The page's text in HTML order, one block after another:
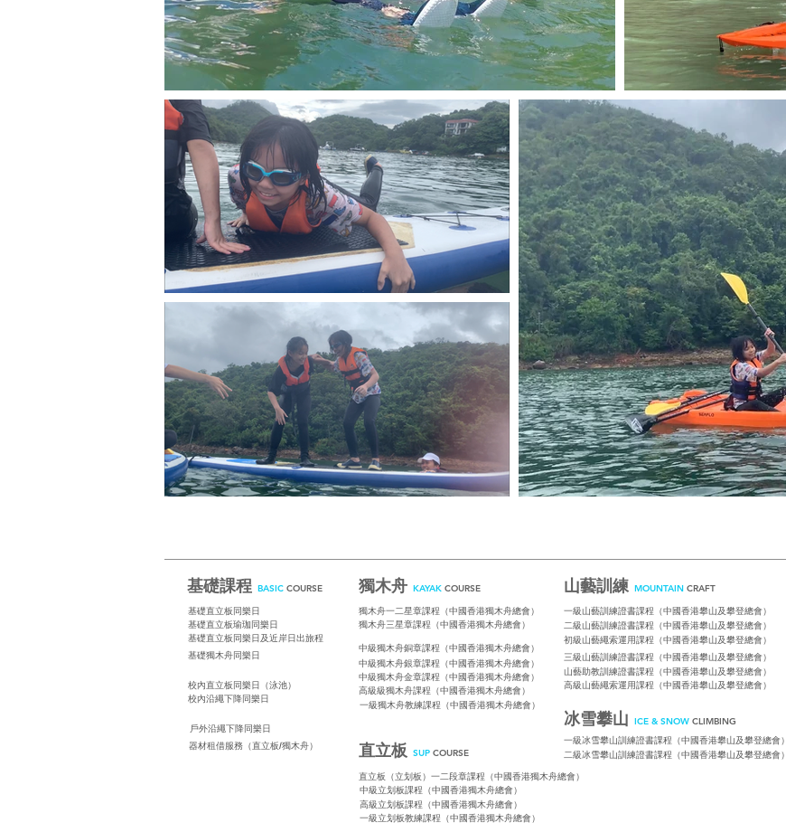
基礎課程 BASIC COURSE
基礎直立板同樂日
基礎直立板瑜珈同樂日
基礎直立板同樂日及近岸日出旅程
基礎獨木舟同樂日
校內直立板同樂日（泳池）
校內沿繩下降同樂日
獨木舟 KAYAK COURSE
獨木舟一二星章課程（中國香港獨木舟總會）
獨木舟三星章課程（中國香港獨木舟總會）
中級獨木舟銅章課程（中國香港獨木舟總會）
中級獨木舟銀章課程（中國香港獨木舟總會）
中級獨木舟金章課程（中國香港獨木舟總會）
高級級獨木舟課程（中國香港獨木舟總會）
一級獨木舟教練課程（中國香港獨木舟總會）
戶外沿繩下降同樂日
器材租借服務（直立板/獨木舟）
直立板 SUP COURSE
直立板（立划板）一二段章課程（中國香港獨木舟總會）
中級立划板課程（中國香港獨木舟總會）
高級立划板課程（中國香港獨木舟總會）
一級立划板教練課程（中國香港獨木舟總會）
山藝訓練 MOUNTAIN CRAFT
一級山藝訓練證書課程（中國香港攀山及攀登總會）
二級山藝訓練證書課程（中國香港攀山及攀登總會）
初級山藝繩索運用課程（中國香港攀山及攀登總會）
三級山藝訓練證書課程（中國香港攀山及攀登總會）
山藝助教訓練證書課程（中國香港攀山及攀登總會）
高級山藝繩索運用課程（中國香港攀山及攀登總會）
冰雪攀山 ICE & SNOW CLIMBING
一級冰雪攀山訓練證書課程（中國香港攀山及攀登總會）
二級冰雪攀山訓練證書課程（中國香港攀山及攀登總會）